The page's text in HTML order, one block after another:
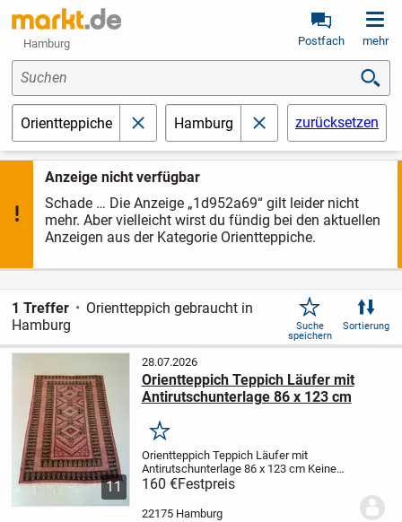
Hamburg Postfach mehr
Anzeige nicht verfügbar
Schade … Die Anzeige „1d952a69“ gilt leider nicht
mehr. Aber vielleicht wirst du fündig bei den aktuellen
Anzeigen aus der Kategorie Orientteppiche.
Suchen
Orientteppiche schließenHamburg schließenzurücksetzen
1 Treffer
Orientteppich gebraucht in
Hamburg
Suche
speichern
Sortierung
11
28.07.2026
Orientteppich Teppich Läufer mit
Antirutschunterlage 86 x 123 cm
Merken
Orientteppich Teppich Läufer mit
Antirutschunterlage 86 x 123 cm Keine
Flecken, Zustand siehe Bilder
Privatverkauf. Keine Garantie. Keine
Rücknahme.Der Verkauf erfolgt unter
160 €Festpreis
22175 Hamburg